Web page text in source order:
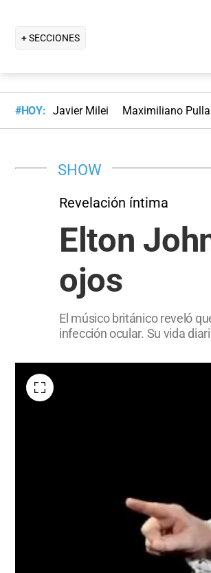
+ SECCIONES
#HOY: Javier Milei Maximiliano
SHOW
Revelación íntima
Elton
ojos
El músico británico reveló
infección ocular. Su vida